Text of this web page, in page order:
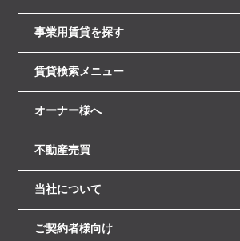
事業用賃貸を探す
賃貸検索メニュー
オーナー様へ
不動産売買
当社について
ご契約者様向け